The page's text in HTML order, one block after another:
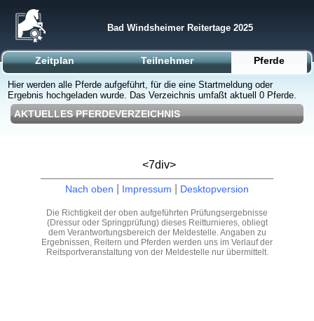
Bad Windsheimer Reitertage 2025
Zeitplan Teilnehmer Pferde
Hier werden alle Pferde aufgeführt, für die eine Startmeldung oder
Ergebnis hochgeladen wurde. Das Verzeichnis umfaßt aktuell 0 Pferde.
AKTUELLES PFERDEVERZEICHNIS
<7div>
Nach oben Impressum Desktopversion
Die Richtigkeit der oben aufgeführten Prüfungsergebnisse
(Dressur oder Springprüfung) dieses Reitturnieres, obliegt
dem Verantwortungsbereich der Meldestelle. Angaben zu
Ergebnissen, Reitern und Pferden werden uns im Verlauf der
Reitsportveranstaltung von der Meldestelle nur übermittelt.